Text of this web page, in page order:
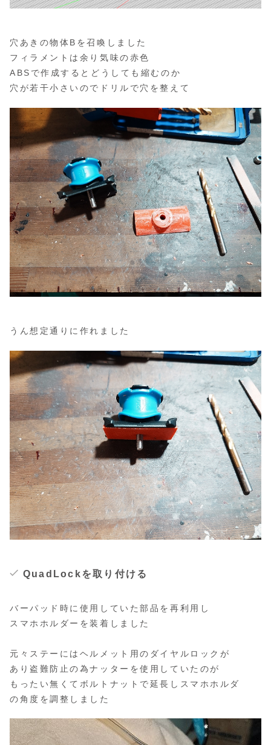
穴あきの物体Bを召喚しました
フィラメントは余り気味の赤色
ABSで作成するとどうしても縮むのか
穴が若干小さいのでドリルで穴を整えて
うん想定通りに作れました
QuadLockを取り付ける
バーパッド時に使用していた部品を再利用し
スマホホルダーを装着しました
元々ステーにはヘルメット用のダイヤルロックが
あり盗難防止の為ナッターを使用していたのが
もったい無くてボルトナットで延長しスマホホルダ
の角度を調整しました